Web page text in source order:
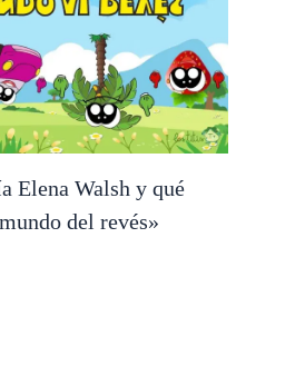
Elena Walsh y qué
del revés»